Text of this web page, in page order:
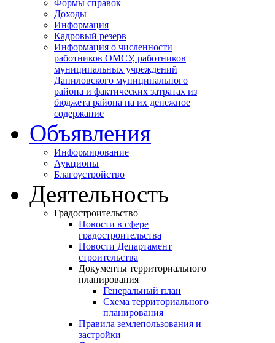
Формы справок
Доходы
Информация
Кадровый резерв
Информация о численности
работников ОМСУ, работников
муниципальных учреждений
Даниловского муниципального
района и фактических затратах из
бюджета района на их денежное
содержание
Объявления
Информирование
Аукционы
Благоустройство
Деятельность
Градостроительство
Новости в сфере
градостроительства
Новости Департамент
строительства
Документы территориального
планирования
Генеральный план
Схема территориального
планирования
Правила землепользования и
застройки